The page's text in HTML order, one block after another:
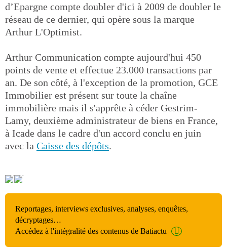
d’Epargne compte doubler d'ici à 2009 de doubler le
réseau de ce dernier, qui opère sous la marque
Arthur L'Optimist.
Arthur Communication compte aujourd'hui 450
points de vente et effectue 23.000 transactions par
an. De son côté, à l'exception de la promotion, GCE
Immobilier est présent sur toute la chaîne
immobilière mais il s'apprête à céder Gestrim-
Lamy, deuxième administrateur de biens en France,
à Icade dans le cadre d'un accord conclu en juin
avec la Caisse des dépôts.
Reportages, interviews exclusives, analyses, enquêtes,
décryptages…
Accédez à l'intégralité des contenus de Batiactu